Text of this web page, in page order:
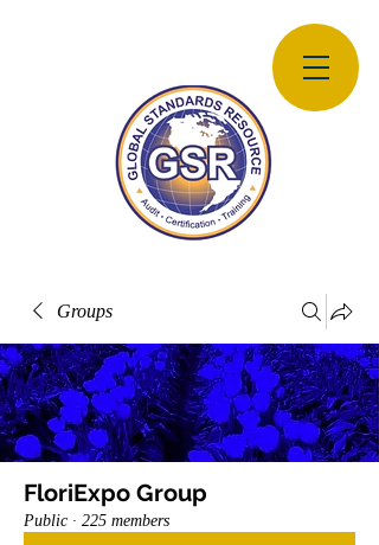
Groups
FloriExpo Group
Public · 225 members